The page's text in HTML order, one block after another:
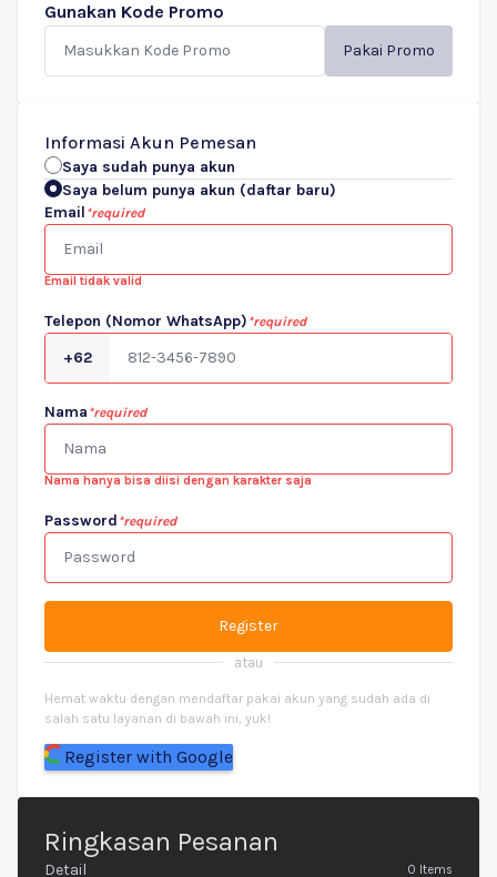
Gunakan Kode Promo
Pakai Promo
Informasi Akun Pemesan
Saya sudah punya akun
Saya belum punya akun (daftar baru)
Email *required
Email tidak valid
Telepon (Nomor WhatsApp) *required
+62
Nama *required
Nama hanya bisa diisi dengan karakter saja
Password *required
Register
atau
Hemat waktu dengan mendaftar pakai akun yang sudah ada di
salah satu layanan di bawah ini, yuk!
Register with Google
Ringkasan Pesanan
Detail 0 Items